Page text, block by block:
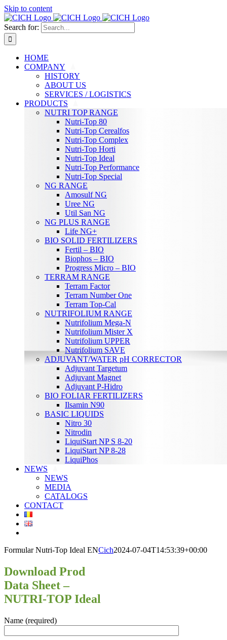
Skip to content
Search for:
HOME
COMPANY
HISTORY
ABOUT US
SERVICES / LOGISTICS
PRODUCTS
NUTRI TOP RANGE
Nutri-Top 80
Nutri-Top Cerealfos
Nutri-Top Complex
Nutri-Top Horti
Nutri-Top Ideal
Nutri-Top Performance
Nutri-Top Special
NG RANGE
Amosulf NG
Uree NG
Util San NG
NG PLUS RANGE
Life NG+
BIO SOLID FERTILIZERS
Fertil – BIO
Biophos – BIO
Progress Micro – BIO
TERRAM RANGE
Terram Factor
Terram Number One
Terram Top-Cal
NUTRIFOLIUM RANGE
Nutrifolium Mega-N
Nutrifolium Mister X
Nutrifolium UPPER
Nutrifolium SAVE
ADJUVANT/WATER pH CORRECTOR
Adjuvant Targetum
Adjuvant Magnet
Adjuvant P-Hidro
BIO FOLIAR FERTILIZERS
Ilsamin N90
BASIC LIQUIDS
Nitro 30
Nitrodin
LiquiStart NP S 8-20
LiquiStart NP 8-28
LiquiPhos
NEWS
NEWS
MEDIA
CATALOGS
CONTACT
Formular Nutri-Top Ideal ENCich2024-07-04T14:53:39+00:00
Download Prod
Data Sheet –
NUTRI-TOP Ideal
Name (required)